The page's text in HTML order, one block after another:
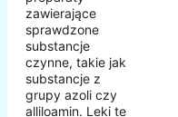
zawierające
sprawdzone
substancje
czynne, takie jak
substancje z
grupy azoli czy
alliloamin. Leki te